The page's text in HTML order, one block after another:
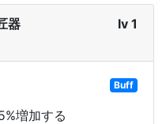
器 lv 1
Buff
増加する